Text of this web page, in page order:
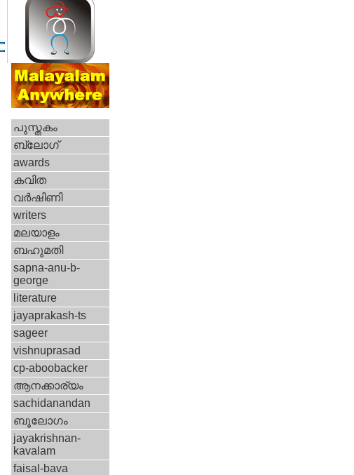
പുസ്തകം
ബ്ലോഗ്
awards
കവിത
വര്‍ഷിണി
writers
മലയാളം
ബഹുമതി
sapna-anu-b-
george
literature
jayaprakash-ts
sageer
vishnuprasad
cp-aboobacker
ആനക്കാര്യം
sachidanandan
ബൂലോഗം
jayakrishnan-
kavalam
faisal-bava